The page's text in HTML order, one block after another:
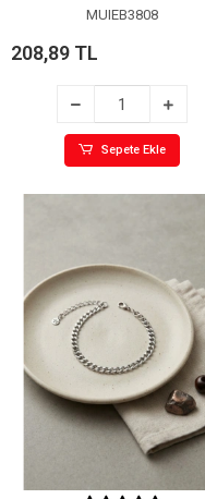
MUIEB3808
208,89 TL
Sepete Ekle